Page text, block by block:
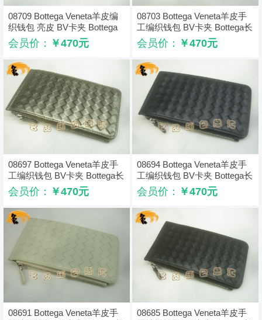
08709 Bottega Veneta羊皮编
织钱包 亮皮 BV卡夹 Bottega
长款钱包 卡包 黑色
会员价： ￥470元
08703 Bottega Veneta羊皮手
工编织钱包 BV卡夹 Bottega长
款钱包 卡包 橙色
会员价： ￥470元
08697 Bottega Veneta羊皮手
工编织钱包 BV卡夹 Bottega长
款钱包 卡包 古铜色
会员价： ￥470元
08694 Bottega Veneta羊皮手
工编织钱包 BV卡夹 Bottega长
款钱包 卡包 黑色
会员价： ￥470元
08691 Bottega Veneta羊皮手
08685 Bottega Veneta羊皮手